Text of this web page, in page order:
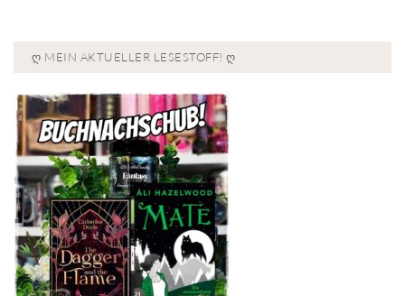
Ღ MEIN AKTUELLER LESESTOFF! Ღ